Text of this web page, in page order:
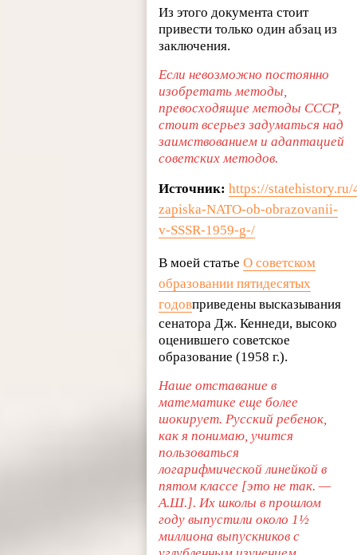
Из этого документа стоит
привести только один абзац из
заключения.
Если невозможно постоянно
изобретать методы,
превосходящие методы СССР,
стоит всерьез задуматься над
заимствованием и адаптацией
советских методов.
Источник:https://
zapiska-NATO-ob-obrazovanii-
v-SSSR-1959-g-/
В моей статьеО советском
образовании пятидесятых
годовприведены высказывания
сенатора Дж. Кеннеди, высоко
оценившего советское
образование (1958 г.).
Наше отставание в
математике еще более
шокирует. Русский ребенок,
как я понимаю, учится
пользоваться
логарифмической линейкой в
пятом классе [это не так. —
А.Ш.]. Их школы в прошлом
году выпустили около 1½
миллиона выпускников с